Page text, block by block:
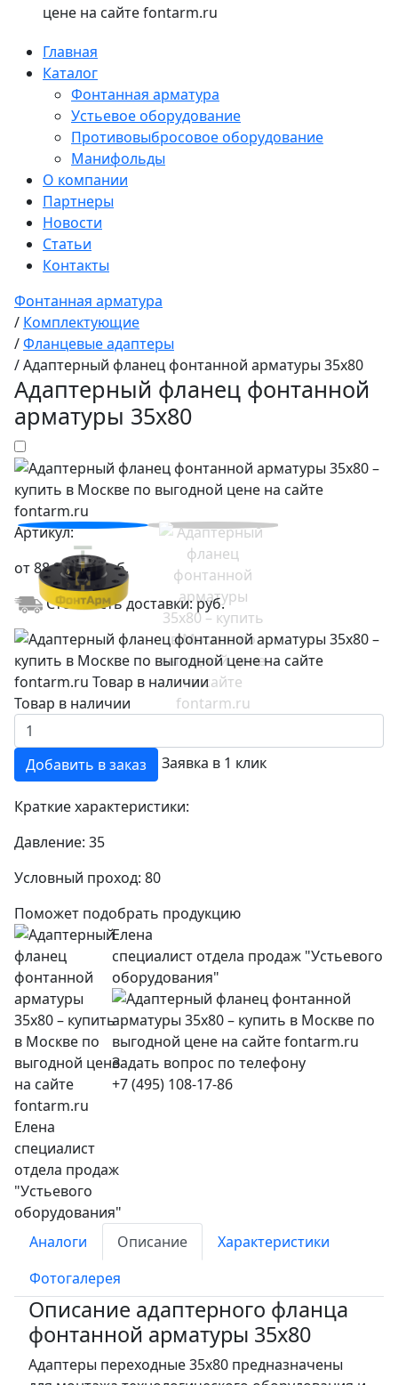
Главная
Каталог
Фонтанная арматура
Устьевое оборудование
Противовыбросовое оборудование
Манифольды
О компании
Партнеры
Новости
Статьи
Контакты
Фонтанная арматура
/ Комплектующие
/Фланцевые адаптеры
/Адаптерный фланец фонтанной арматуры 35x80
Адаптерный фланец фонтанной
арматуры 35x80
Артикул:
от88 200,00руб.
Стоимость доставки:руб.
Товар в наличии
Добавить в заказ Заявка в 1 клик
Краткие характеристики:
Давление: 35
Условный проход: 80
Поможет подобрать продукцию
Елена
специалист отдела продаж "Устьевого
оборудования"
+7 (495) 108-17-86
Аналоги Описание
Характеристики
Фотогалерея
Описание адаптерного фланца
фонтанной арматуры 35x80
Адаптеры переходные 35x80 предназначены